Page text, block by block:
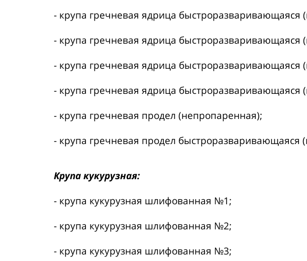
- крупа гречневая ядрица быстроразваривающаяся
- крупа гречневая ядрица быстроразваривающаяся
- крупа гречневая ядрица быстроразваривающаяся
- крупа гречневая ядрица быстроразваривающаяся
- крупа гречневая продел (непропаренная);
- крупа гречневая продел быстроразваривающаяся
Крупа кукурузная:
- крупа кукурузная шлифованная №1;
- крупа кукурузная шлифованная №2;
- крупа кукурузная шлифованная №3;